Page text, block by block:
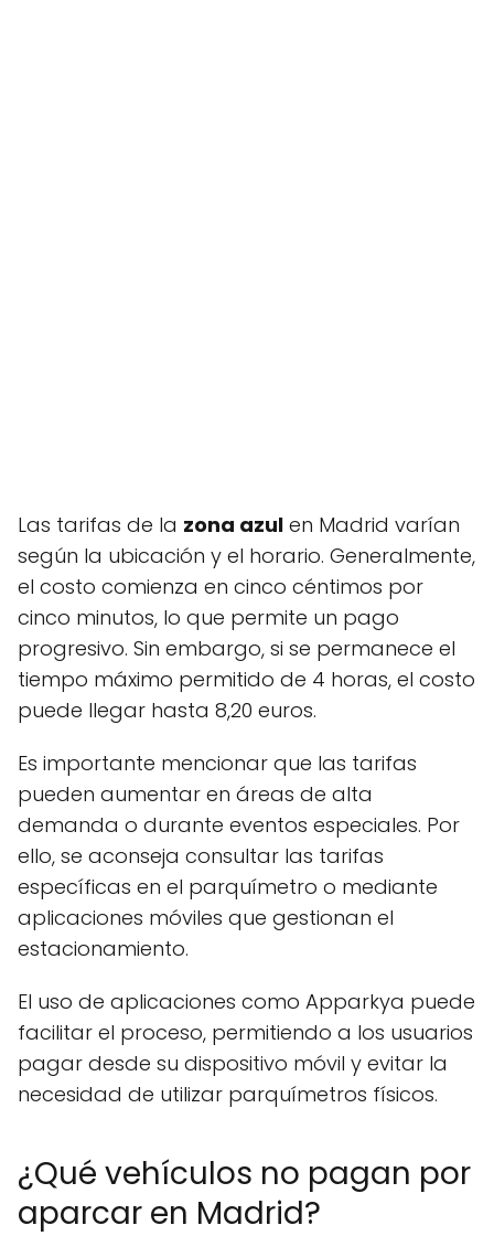
Las tarifas de la zona azul en Madrid varían
según la ubicación y el horario. Generalmente,
el costo comienza en cinco céntimos por
cinco minutos, lo que permite un pago
progresivo. Sin embargo, si se permanece el
tiempo máximo permitido de 4 horas, el costo
puede llegar hasta 8,20 euros.
Es importante mencionar que las tarifas
pueden aumentar en áreas de alta
demanda o durante eventos especiales. Por
ello, se aconseja consultar las tarifas
específicas en el parquímetro o mediante
aplicaciones móviles que gestionan el
estacionamiento.
El uso de aplicaciones como Apparkya puede
facilitar el proceso, permitiendo a los usuarios
pagar desde su dispositivo móvil y evitar la
necesidad de utilizar parquímetros físicos.
¿Qué vehículos no pagan por
aparcar en Madrid?